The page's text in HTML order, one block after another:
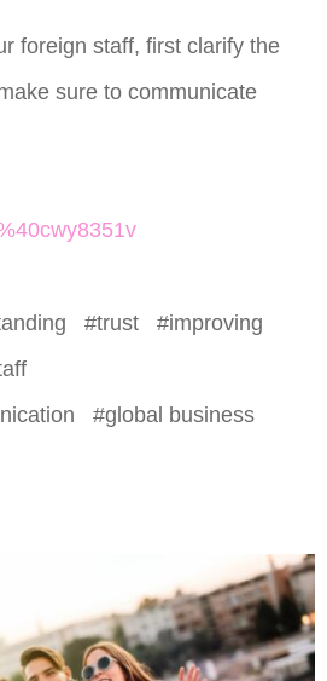
foreign staff, first clarify the
sure to communicate
#trust #improving
#global business